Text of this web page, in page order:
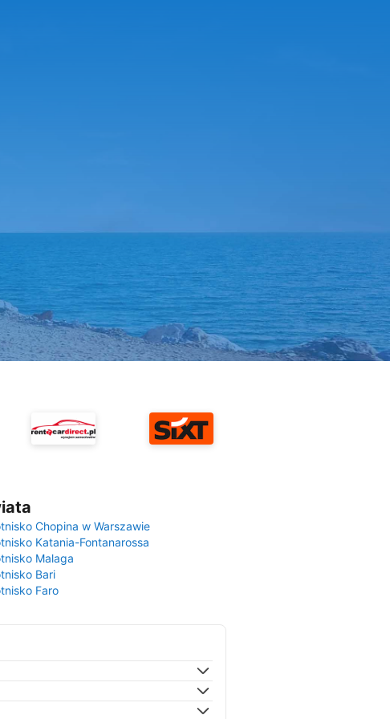
Chopina w Warszawie
Katania-Fontanarossa
Malaga
Bari
Faro